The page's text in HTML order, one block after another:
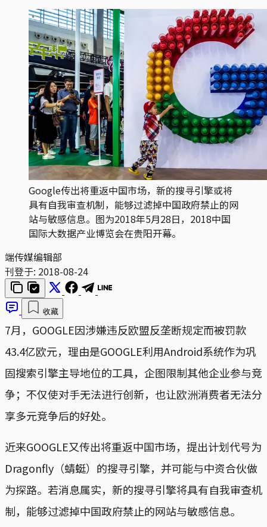
Google传出将重返中国市场，新的搜寻引擎或将
具有自我审查机制，能够过滤掉中国政府禁止的网
站与敏感信息。图为2018年5月28日，2018中国
国际大数据产业博览会在贵阳开幕。
端传媒编辑部
刊登于: 2018-08-24
收藏
7月，GOOGLE因涉嫌违反欧盟反垄断规定而被罚款
43.4亿欧元，理由是GOOGLE利用Android系统作为巩
固搜索引擎主导地位的工具，企图限制其他企业参与竞
争；不仅使对手无法进行创新，也让欧洲消费者无法分
享多元竞争后的好处。
近来GOOGLE又传出将重返中国市场，提出计划代号为
Dragonfly（蜻蜓）的搜寻引擎，并可能与中资合伙做
为探路。若消息属实，新的搜寻引擎将具有自我审查机
制，能够过滤掉中国政府禁止的网站与敏感信息。